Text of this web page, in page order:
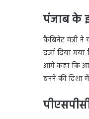
पंजाब के
कैबिनेट मंत्री ने
दर्जा दिया
आगे कहा कि
बनने की दिशा